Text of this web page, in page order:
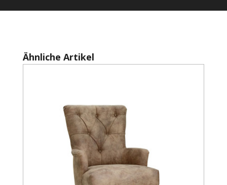
Produktgalerie überspringen
Ähnliche Artikel